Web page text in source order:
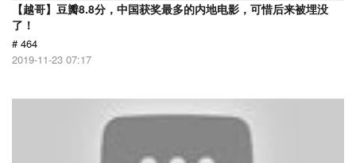
【越哥】豆瓣8.8分，中国获奖最多的内地电影，可惜后来被埋没
了！
# 464
2019-11-23 07:17